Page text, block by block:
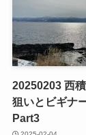
20250203 西
狙いとビギナ
Part3